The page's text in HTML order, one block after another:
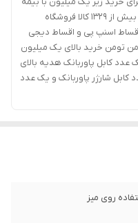
محصول امکان تحویل حضوری با تنوع بیش از 1329 کالا فروشگاه
اسنپ پی و اقساط دیجی
تومن خرید بالای یک میلیون
کابل پاوربانک هدیه بالای
شارژر پاوربانک و یک عدد
روی میز